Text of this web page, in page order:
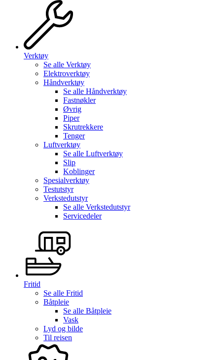
Verktøy
Se alle Verktøy
Elektroverktøy
Håndverktøy
Se alle Håndverktøy
Fastnøkler
Øvrig
Piper
Skrutrekkere
Tenger
Luftverktøy
Se alle Luftverktøy
Slip
Koblinger
Spesialverktøy
Testutstyr
Verkstedutstyr
Se alle Verkstedutstyr
Servicedeler
Fritid
Se alle Fritid
Båtpleie
Se alle Båtpleie
Vask
Lyd og bilde
Til reisen